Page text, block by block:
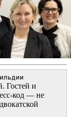
Гостей и
код — не